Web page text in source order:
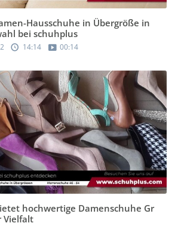
Hausschuhe in Übergröße in
bei schuhplus
14:14 00:14
hochwertige Damenschuhe Gr
Vielfalt